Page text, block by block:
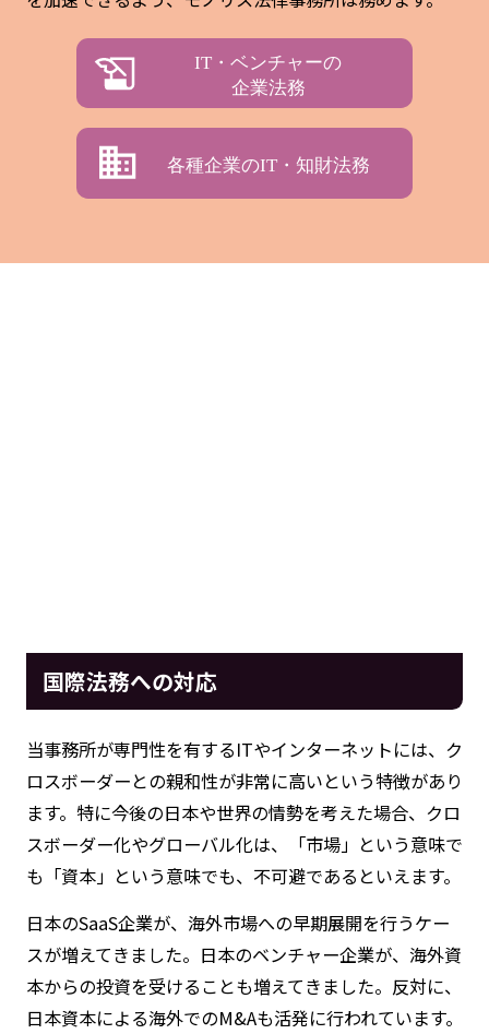
IT・ベンチャーの
企業法務
各種企業のIT・知財法務
国際法務への対応
当事務所が専門性を有するITやインターネットには、ク
ロスボーダーとの親和性が非常に高いという特徴があり
ます。特に今後の日本や世界の情勢を考えた場合、クロ
スボーダー化やグローバル化は、「市場」という意味で
も「資本」という意味でも、不可避であるといえます。